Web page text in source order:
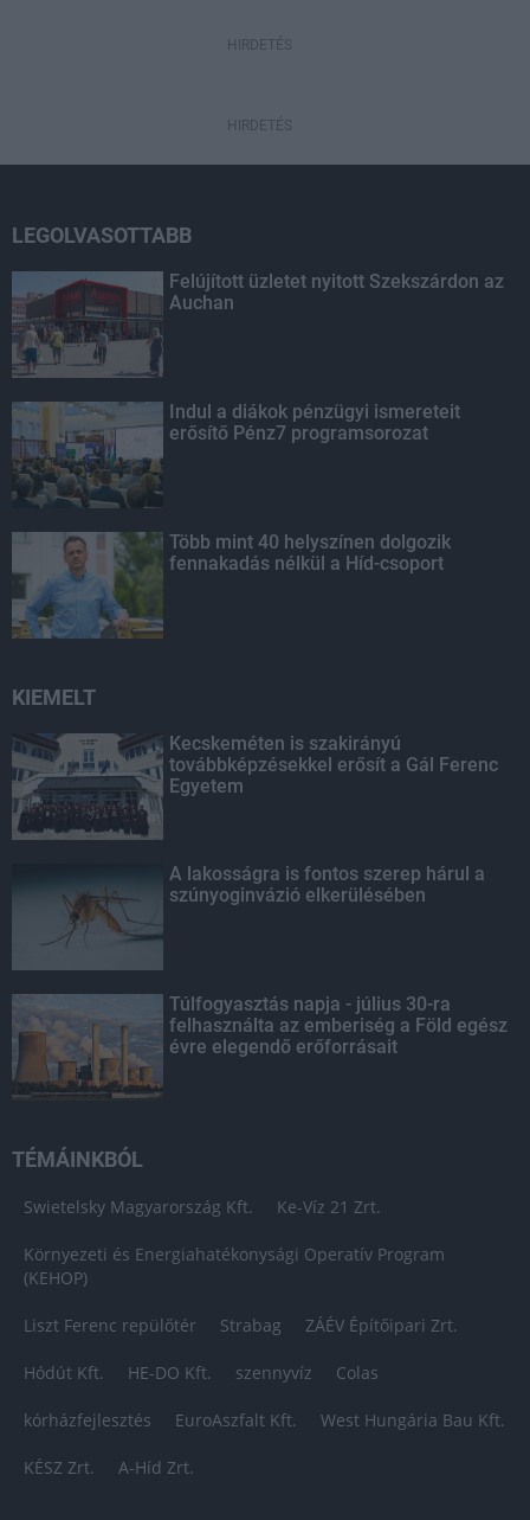
HIRDETÉS
HIRDETÉS
LEGOLVASOTTABB
Felújított üzletet nyitott Szekszárdon az
Auchan
Indul a diákok pénzügyi ismereteit
erősítő Pénz7 programsorozat
Több mint 40 helyszínen dolgozik
fennakadás nélkül a Híd-csoport
KIEMELT
Kecskeméten is szakirányú
továbbképzésekkel erősít a Gál Ferenc
Egyetem
A lakosságra is fontos szerep hárul a
szúnyoginvázió elkerülésében
Túlfogyasztás napja - július 30-ra
felhasználta az emberiség a Föld egész
évre elegendő erőforrásait
TÉMÁINKBÓL
Swietelsky Magyarország Kft. Ke-Víz 21 Zrt.
Környezeti és Energiahatékonysági Operatív Program
(KEHOP)
Liszt Ferenc repülőtér Strabag ZÁÉV Építőipari Zrt.
Hódút Kft. HE-DO Kft. szennyvíz Colas
kórházfejlesztés EuroAszfalt Kft. West Hungária Bau Kft.
KÉSZ Zrt. A-Híd Zrt.